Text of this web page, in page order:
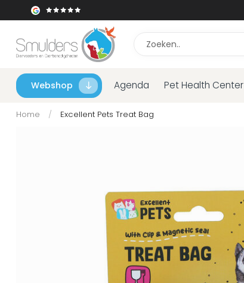
Webshop Agenda Pet Health Center
Home / Excellent Pets Treat Bag